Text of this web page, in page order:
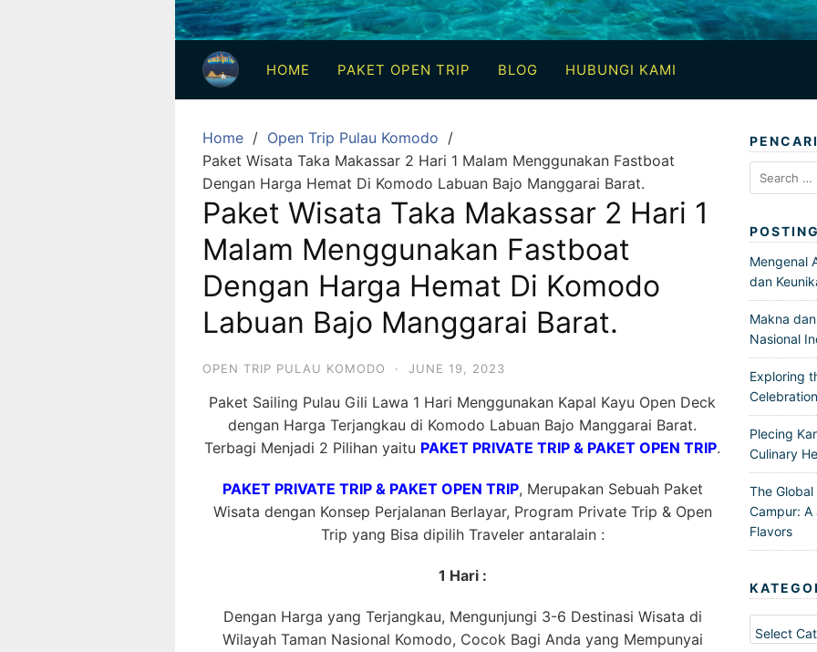
3
Hari
2
Malam,
Hari
1
Malam
dan
Hari
Penuh
HOME PAKET OPEN TRIP BLOG HUBUNGI KAMI
Home
Open Trip Pulau Komodo
Paket Wisata Taka Makassar 2 Hari 1 Malam Menggunakan Fastboat
Dengan Harga Hemat Di Komodo Labuan Bajo Manggarai Barat.
Paket Wisata Taka Makassar 2 Hari 1
Malam Menggunakan Fastboat
Dengan Harga Hemat Di Komodo
Labuan Bajo Manggarai Barat.
OPEN TRIP PULAU KOMODO · JUNE 19, 2023
Paket Sailing Pulau Gili Lawa 1 Hari Menggunakan Kapal Kayu Open Deck
dengan Harga Terjangkau di Komodo Labuan Bajo Manggarai Barat.
Terbagi Menjadi 2 Pilihan yaitu PAKET PRIVATE TRIP & PAKET OPEN TRIP.
PAKET PRIVATE TRIP & PAKET OPEN TRIP, Merupakan Sebuah Paket
Wisata dengan Konsep Perjalanan Berlayar, Program Private Trip & Open
Trip yang Bisa dipilih Traveler antaralain :
1 Hari :
Dengan Harga yang Terjangkau, Mengunjungi 3-6 Destinasi Wisata di
Wilayah Taman Nasional Komodo, Cocok Bagi Anda yang Mempunyai
Search
for:
Mengenal
dan
Makna
Nasional
Exploring
Plecing
Culinary
The
Campur: A
Flavors
Kategori